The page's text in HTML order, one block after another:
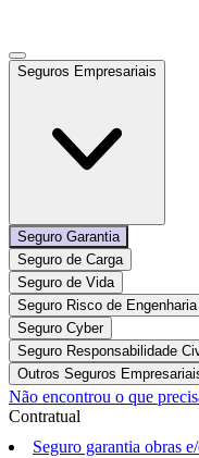
Seguros Empresariais
Seguro Garantia
Seguro de Carga
Seguro de Vida
Seguro Risco de Engenharia
Seguro Cyber
Seguro Responsabilidade
Outros Seguros
Não encontrou o que
Contratual
Seguro garantia obras